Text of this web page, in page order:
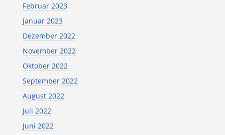
Februar 2023
Januar 2023
Dezember 2022
November 2022
Oktober 2022
September 2022
August 2022
Juli 2022
Juni 2022